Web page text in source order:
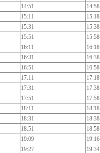
14:51
14:58
15:11
15:18
15:31
15:38
15:51
15:58
16:11
16:18
16:31
16:38
16:51
16:58
17:11
17:18
17:31
17:38
17:51
17:58
18:11
18:18
18:31
18:38
18:51
18:58
19:09
19:16
19:27
19:34